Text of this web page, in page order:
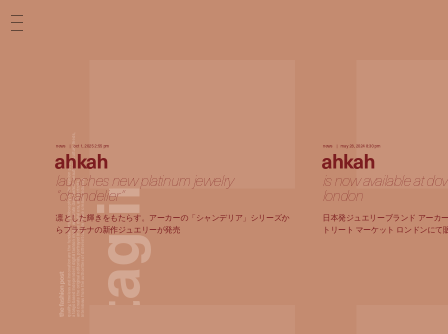
quality, timeless and innovation are the fundamental philosophy of the fashion post,a tokyo based independent digital fashion media. we curate daily fashion, beauty and culture feeds,and create the original editorials, portrayed in the digital era, and portraits,interviews from the authorities of different culture in the creative industry.
t
a
g
i
n
d
news oct 1, 2025 2:55 pm
ahkah
launches new platinum jewelry
“chandelier”
凛とした輝きをもたらす。アーカーの「シャンデリア」シリーズか
らプラチナの新作ジュエリーが発売
news may 28, 2024 8:30 pm
ahkah
is now available at
london
日本発ジュエリーブランド アーカ
トリート マーケット ロンドンにて